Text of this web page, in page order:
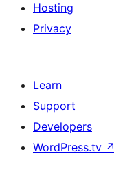
Hosting
Privacy
Learn
Support
Developers
WordPress.tv ↗